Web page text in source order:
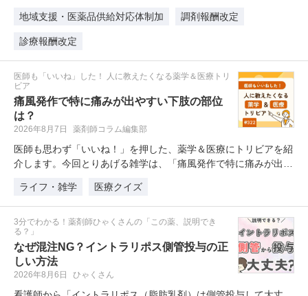
地域支援・医薬品供給対応体制加
調剤報酬改定
診療報酬改定
医師も「いいね」した！ 人に教えたくなる薬学＆医療トリ
ビア
痛風発作で特に痛みが出やすい下肢の部位
は？
2026年8月7日 薬剤師コラム編集部
医師も思わず「いいね！」を押した、薬学＆医療にトリビアを紹
介します。今回とりあげる雑学は、「痛風発作で特に痛みが出や
ライフ・雑学
医療クイズ
3分でわかる！薬剤師ひゃくさんの「この薬、説明でき
る？」
なぜ混注NG？イントラリポス側管投与の正
しい方法
2026年8月6日 ひゃくさん